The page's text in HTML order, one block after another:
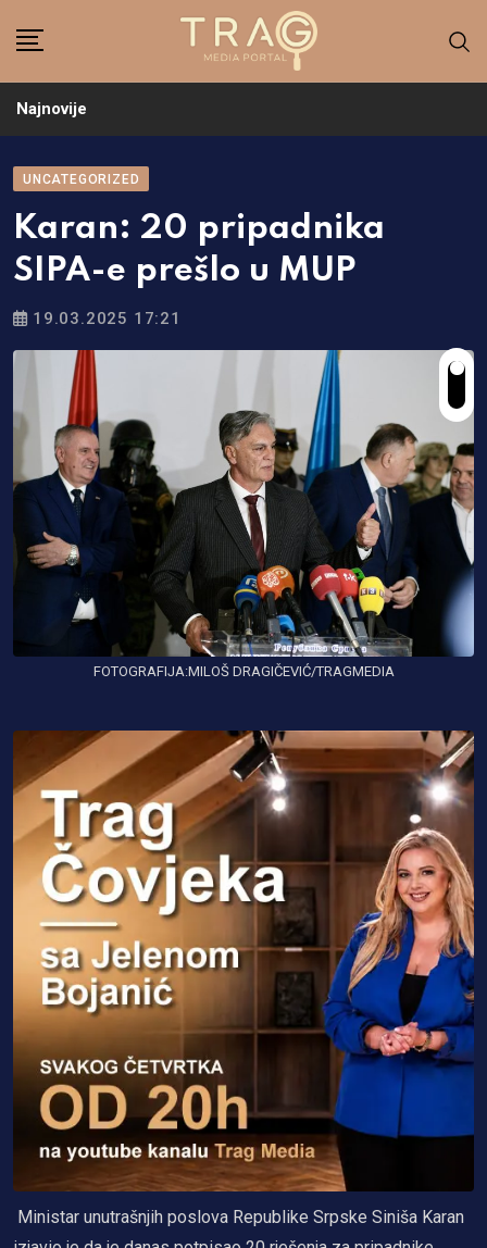
Najnovije
UNCATEGORIZED
Karan: 20 pripadnika
SIPA-e prešlo u MUP
19.03.2025 17:21
FOTOGRAFIJA:MILOŠ DRAGIČEVIĆ/TRAGMEDIA
Ministar unutrašnjih poslova Republike Srpske Siniša Karan